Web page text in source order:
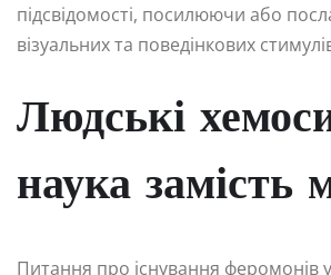
підсвідомості, посилюючи або
візуальних та поведінкових
Людські
наука замість
Питання про існування феромонів